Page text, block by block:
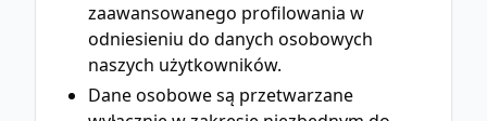
zaawansowanego profilowania w
odniesieniu do danych osobowych
naszych użytkowników.
Dane osobowe są przetwarzane